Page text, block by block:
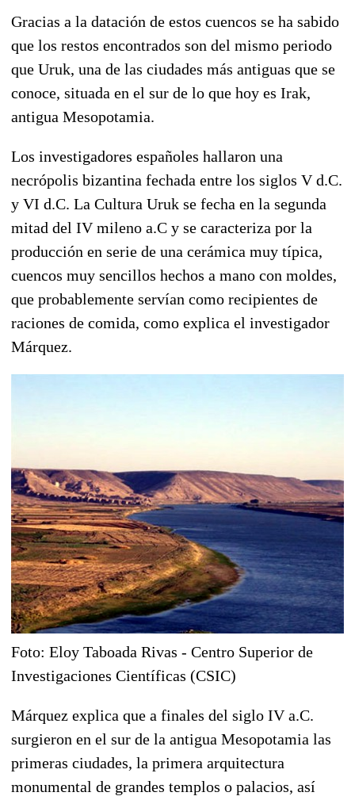
Gracias a la datación de estos cuencos se ha sabido
que los restos encontrados son del mismo periodo
que Uruk, una de las ciudades más antiguas que se
conoce, situada en el sur de lo que hoy es Irak,
antigua Mesopotamia.
Los investigadores españoles hallaron una
necrópolis bizantina fechada entre los siglos V d.C.
y VI d.C. La Cultura Uruk se fecha en la segunda
mitad del IV mileno a.C y se caracteriza por la
producción en serie de una cerámica muy típica,
cuencos muy sencillos hechos a mano con moldes,
que probablemente servían como recipientes de
raciones de comida, como explica el investigador
Márquez.
Foto: Eloy Taboada Rivas - Centro Superior de
Investigaciones Científicas (CSIC)
Márquez explica que a finales del siglo IV a.C.
surgieron en el sur de la antigua Mesopotamia las
primeras ciudades, la primera arquitectura
monumental de grandes templos o palacios, así